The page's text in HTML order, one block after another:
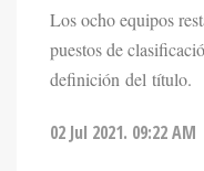
Los ocho equipos
puestos de
definición del título.
02 Jul 2021. 09:22 AM